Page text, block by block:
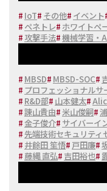
# IoT# その他# イベント
# ペネトレ# ホワイトペ
# 攻撃手法#機械学習・
# MBSD# MBSD-SOC#
# プロフェッショナルサ
# R&D部# 山本健太#
#諌山貴由#米山俊嗣#
#金子俊介# サイバーイ
# 先端技術セキュリティ
# 井餘田 笙悟# 戸田廉#
# 藤縄 直弘# 吉田裕也#